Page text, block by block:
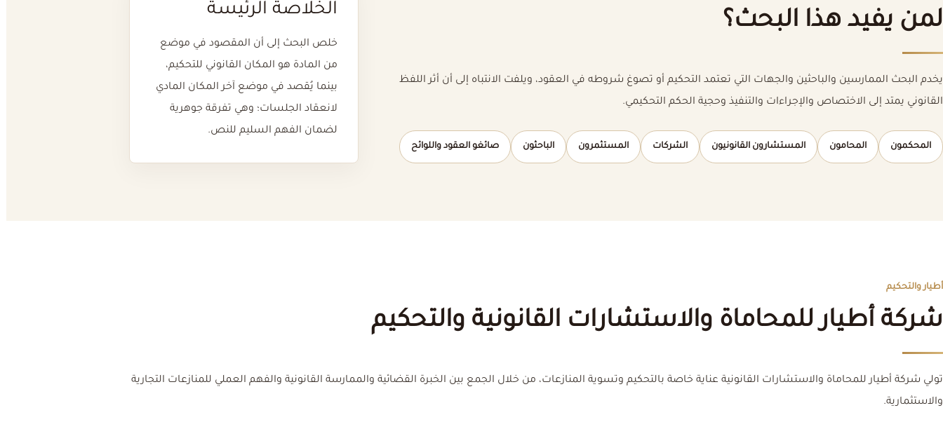
لمن يفيد هذا البحث؟
يخدم البحث الممارسين والباحثين والجهات التي تعتمد التحكيم أو تصوغ شروطه في العقود، ويلفت الانتباه إلى أن أثر اللفظ
القانوني يمتد إلى الاختصاص والإجراءات والتنفيذ وحجية الحكم التحكيمي.
المحكمون المحامون المستشارون القانونيون الشركات المستثمرون الباحثون صائغو العقود واللوائح
الخلاصة الرئيسة
خلص البحث إلى أن المقصود في موضع
من المادة هو المكان القانوني للتحكيم،
بينما يُقصد في موضع آخر المكان المادي
لانعقاد الجلسات؛ وهي تفرقة جوهرية
لضمان الفهم السليم للنص.
أطيار والتحكيم
شركة أطيار للمحاماة والاستشارات القانونية والتحكيم
تولي شركة أطيار للمحاماة والاستشارات القانونية عناية خاصة بالتحكيم وتسوية المنازعات، من خلال الجمع بين الخبرة القضائية والممارسة القانونية والفهم العملي للمنازعات التجارية
والاستثمارية.